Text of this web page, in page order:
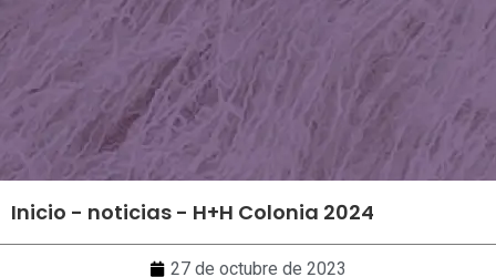
Inicio - noticias - H+H Colonia 2024
27 de octubre de 2023